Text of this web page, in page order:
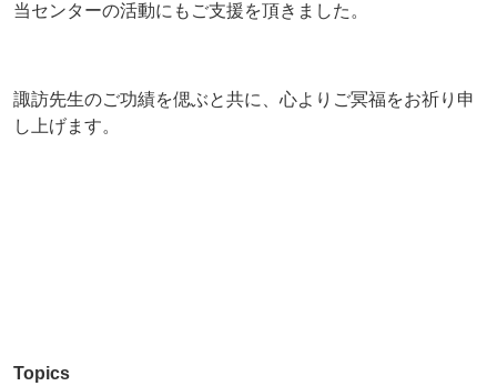
当センターの活動にもご支援を頂きました。
諏訪先生のご功績を偲ぶと共に、心よりご冥福をお祈り申
し上げます。
Topics